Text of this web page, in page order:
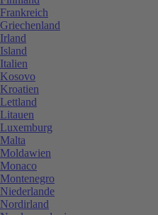
Frankreich
Griechenland
Irland
Island
Italien
Kosovo
Kroatien
Lettland
Litauen
Luxemburg
Malta
Moldawien
Monaco
Montenegro
Niederlande
Nordirland